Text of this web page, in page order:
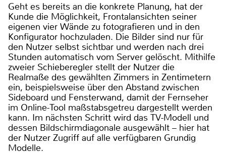
Geht es bereits an die konkrete Planung, hat der
Kunde die Möglichkeit, Frontalansichten seiner
eigenen vier Wände zu fotografieren und in den
Konfigurator hochzuladen. Die Bilder sind nur für
den Nutzer selbst sichtbar und werden nach drei
Stunden automatisch vom Server gelöscht. Mithilfe
zweier Schieberegler stellt der Nutzer die
Realmaße des gewählten Zimmers in Zentimetern
ein, beispielsweise über den Abstand zwischen
Sideboard und Fensterwand, damit der Fernseher
im Online-Tool maßstabsgetreu dargestellt werden
kann. Im nächsten Schritt wird das TV-Modell und
dessen Bildschirmdiagonale ausgewählt – hier hat
der Nutzer Zugriff auf alle verfügbaren Grundig
Modelle.